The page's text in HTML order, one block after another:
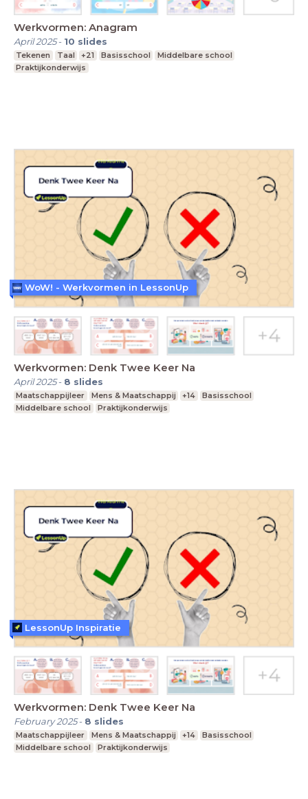
Werkvormen: Anagram
April 2025- 10 slides
Tekenen Taal +21 Basisschool
Middelbare school
Praktijkonderwijs
Werkvormen: Denk Twee Keer Na
April 2025- 8 slides
Maatschappijleer Mens & Maatschappij +14
Basisschool
Middelbare school
Praktijkonderwijs
WoW! - Werkvormen in LessonUp
Werkvormen: Denk Twee Keer Na
February 2025- 8 slides
Maatschappijleer Mens & Maatschappij +14
Basisschool
Middelbare school
Praktijkonderwijs
LessonUp Inspiratie